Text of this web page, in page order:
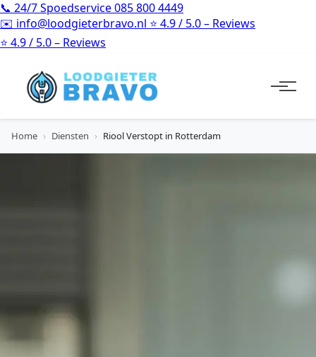
📞 24/7 Spoedservice085 800 4449
✉️ info@loodgieterbravo.nl ⭐ 4.9 / 5.0 – Reviews
⭐ 4.9 / 5.0 – Reviews
Home › Diensten › Riool Verstopt in Rotterdam